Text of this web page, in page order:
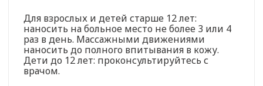
Для взрослых и детей старше 12 лет:
наносить на больное место не более 3 или 4
раз в день. Массажными движениями
наносить до полного впитывания в кожу.
Дети до 12 лет: проконсультируйтесь с
врачом.